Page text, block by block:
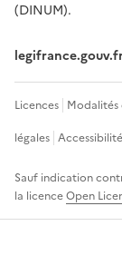
(DINUM).
Licences
légales
Sauf indication
la licenceOpen